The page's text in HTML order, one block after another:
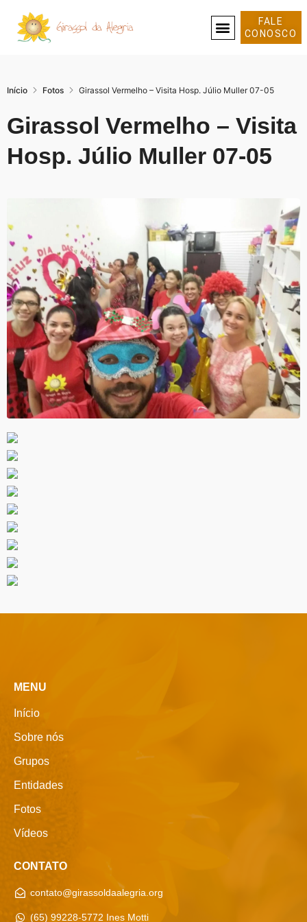
FALE
CONOSCO
Início Fotos Girassol Vermelho – Visita Hosp. Júlio Muller 07-05
Girassol Vermelho – Visita
Hosp. Júlio Muller 07-05
MENU
Início
Sobre nós
Grupos
Entidades
Fotos
Vídeos
CONTATO
contato@girassoldaalegria.org
(65) 99228-5772 Ines Motti